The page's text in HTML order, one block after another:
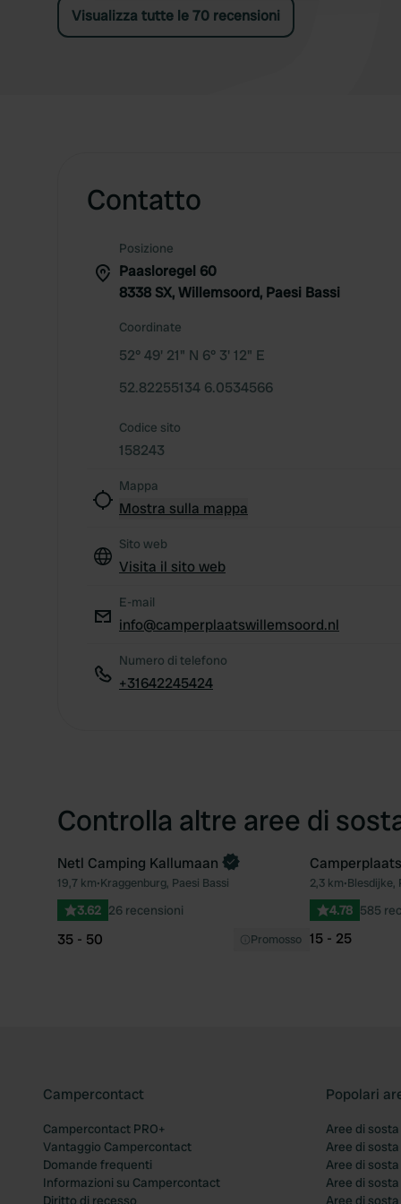
Visualizza tutte le 70 recensioni
Contatto
Posizione
Paasloregel 60
8338 SX, Willemsoord, Paesi Bassi
Coordinate
52° 49' 21" N 6° 3' 12" E
52.82255134 6.0534566
Codice sito
158243
Mappa
Mostra sulla mappa
Sito web
Visita il sito web
E-mail
info@camperplaatswillemsoord.nl
Numero di telefono
+31642245424
Controlla altre aree di
Preferito
Prenota ora
Netl Camping Kallumaan
19,7 km•Kraggenburg, Paesi Bassi
3.62 26 recensioni
35 - 50 Promosso
2,3 km•Blesdijke,
4.78 585
15 - 25
Campercontact
Campercontact PRO+
Vantaggio Campercontact
Domande frequenti
Informazioni su Campercontact
Diritto di recesso
Popolari
Aree di
Aree di
Aree di
Aree di
Aree di